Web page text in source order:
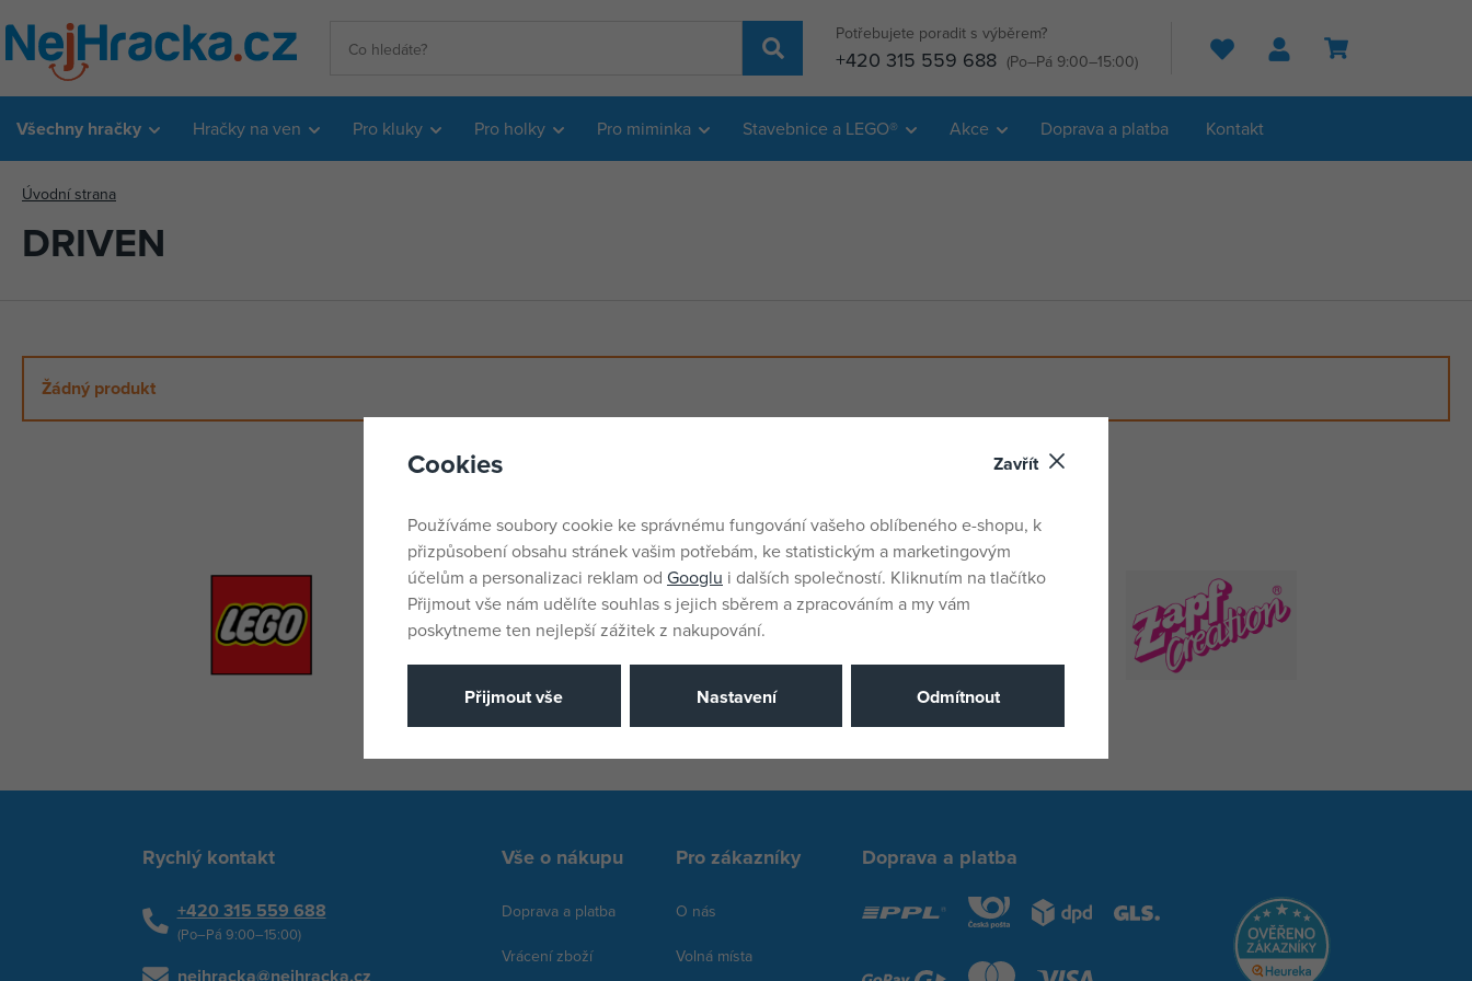
Potřebujete poradit s výběrem?
+420 315 559 688 (Po–Pá 9:00–15:00) Hledat
Všechny hračky Hračky na ven Pro kluky Pro holky Pro miminka Stavebnice a LEGO® Akce Doprava a platba Kontakt
Úvodní strana
DRIVEN
Žádný produkt
Zobrazit všechny značky
Rychlý kontakt
+420 315 559 688
(Po–Pá 9:00–15:00)
Vše o nákupu
Doprava a platba
Vrácení zboží
Pro zákazníky
O nás
Volná místa
Doprava a platba
Cookies Zavřít
Používáme soubory cookie ke správnému fungování vašeho oblíbeného e-shopu, k
přizpůsobení obsahu stránek vašim potřebám, ke statistickým a marketingovým
účelům a personalizaci reklam od Googlu i dalších společností. Kliknutím na tlačítko
Přijmout vše nám udělíte souhlas s jejich sběrem a zpracováním a my vám
poskytneme ten nejlepší zážitek z nakupování.
Přijmout vše Nastavení Odmítnout